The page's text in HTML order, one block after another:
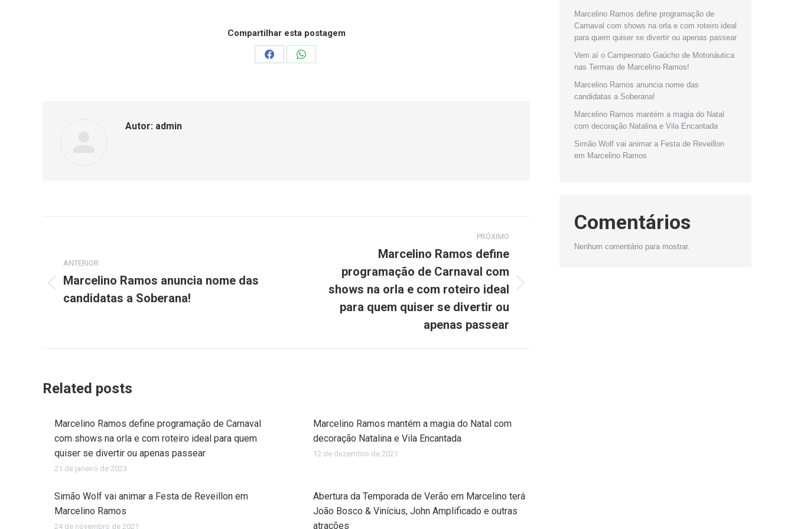
Compartilhar esta postagem
CompartilharCompartilhar
Autor: admin
post:
ANTERIOR
anterior:
Marcelino Ramos anuncia nome das
candidatas a Soberana!
PRÓXIMO
Próximo
Marcelino Ramos define
programação de Carnaval com
shows na orla e com roteiro ideal
para quem quiser se divertir ou
apenas passear
Related posts
Marcelino Ramos define programação de Carnaval
com shows na orla e com roteiro ideal para quem
quiser se divertir ou apenas passear
21 de janeiro de 2023
Marcelino Ramos mantém a magia do Natal com
decoração Natalina e Vila Encantada
12 de dezembro de 2021
Simão Wolf vai animar a Festa de Reveillon em
Marcelino Ramos
24 de novembro de 2021
Abertura da Temporada de Verão em Marcelino terá
João Bosco & Vinícius, John Amplificado e outras
atrações
Marcelino Ramos define programação de
Carnaval com shows na orla e com roteiro ideal
para quem quiser se divertir ou apenas passear
Vem aí o Campeonato Gaúcho de Motonáutica
nas Termas de Marcelino Ramos!
Marcelino Ramos anuncia nome das
candidatas a Soberana!
Marcelino Ramos mantém a magia do Natal
com decoração Natalina e Vila Encantada
Simão Wolf vai animar a Festa de Reveillon
em Marcelino Ramos
Comentários
Nenhum comentário para mostrar.